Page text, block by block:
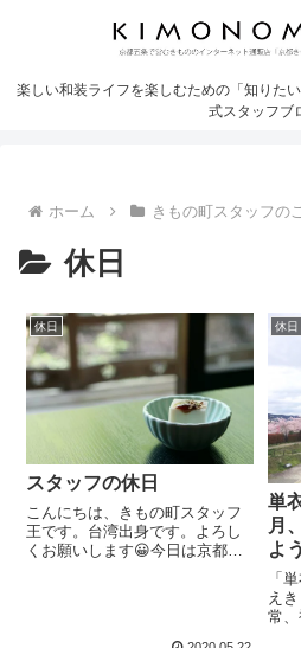
楽しい和装ライフを楽しむための「知りた
式スタッフブ
ホーム きもの町スタッフの
休日
休日
スタッフの休日
こんにちは、きもの町スタッフ
王です。台湾出身です。よろし
くお願いします😀今日は京都に
休日
単
月
よ
ル
「
え
常、